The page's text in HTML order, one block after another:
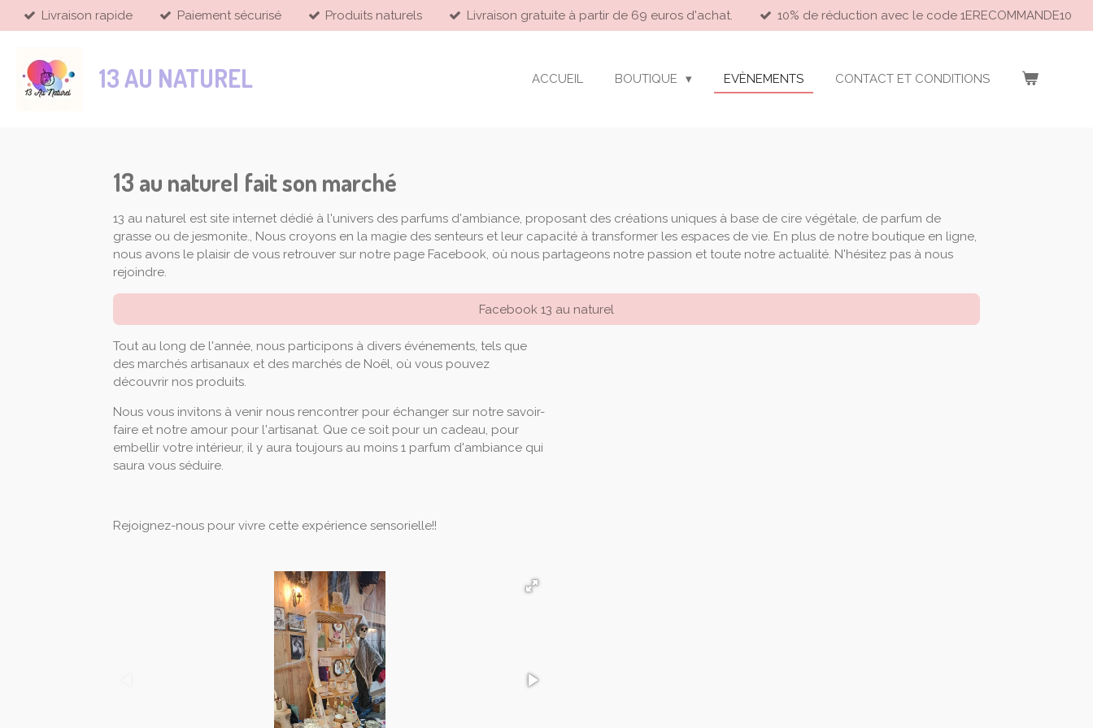
Passer
au
principal
Livraison rapide Paiement sécurisé Produits naturels Livraison gratuite à partir de 69 euros d'achat. 10% de réduction avec le code 1ERECOMMANDE10
13 AU NATUREL ACCUEIL BOUTIQUE EVÈNEMENTS CONTACT ET CONDITIONS
13 au naturel fait son marché
13 au naturel est site internet dédié à l'univers des parfums d'ambiance, proposant des créations uniques à base de cire végétale, de parfum de
grasse ou de jesmonite., Nous croyons en la magie des senteurs et leur capacité à transformer les espaces de vie. En plus de notre boutique en ligne,
nous avons le plaisir de vous retrouver sur notre page Facebook, où nous partageons notre passion et toute notre actualité. N'hésitez pas à nous
rejoindre.
Facebook 13 au naturel
Tout au long de l'année, nous participons à divers événements, tels que
des marchés artisanaux et des marchés de Noël, où vous pouvez
découvrir nos produits.
Nous vous invitons à venir nous rencontrer pour échanger sur notre savoir-
faire et notre amour pour l'artisanat. Que ce soit pour un cadeau, pour
embellir votre intérieur, il y aura toujours au moins 1 parfum d'ambiance qui
saura vous séduire.
Rejoignez-nous pour vivre cette expérience sensorielle!!